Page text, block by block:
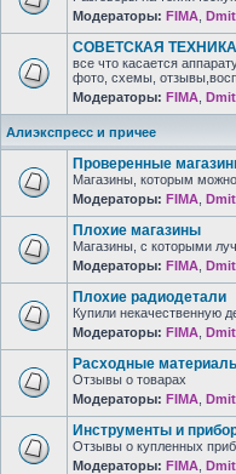
Модераторы: FIMA
СОВЕТСКАЯ ТЕХНИКА
все что касается
фото, схемы,
Модераторы: FIMA
Алиэкспресс и причее
Проверенные
Магазины, которым
Модераторы: FIMA
Плохие магазины
Магазины, с которыми
Модераторы: FIMA
Плохие радиодетали
Купили некачественную
Модераторы: FIMA
Расходные
Отзывы о товарах
Модераторы: FIMA
Инструменты и
Отзывы о купленных
Модераторы: FIMA